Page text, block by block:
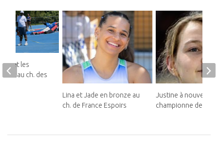
Lina et Jade en bronze au
ch. de France Espoirs
Justine à nouveau
championne de
et les
au ch. des